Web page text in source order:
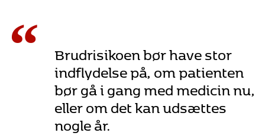
“ Brudrisikoen bør have stor
indflydelse på, om patienten
bør gå i gang med medicin nu,
eller om det kan udsættes
nogle år.